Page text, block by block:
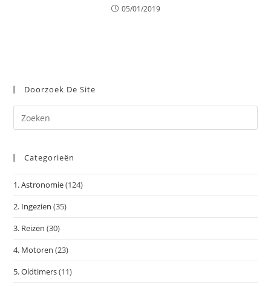
05/01/2019
Doorzoek De Site
op
Categorieën
1. Astronomie(124)
2. Ingezien (35)
3. Reizen (30)
4. Motoren (23)
5. Oldtimers(11)